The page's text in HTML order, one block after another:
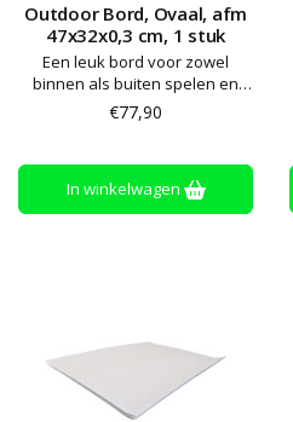
Outdoor Bord, Ovaal, afm
47x32x0,3 cm, 1 stuk
Een leuk bord voor zowel
binnen als buiten spelen en
activiteiten! Schrijf of teken
erop met krijt of de daarvoor
te wassen en keer op keer te
gebruiken. Het bord wordt
opgehangen met de
€77,90
In winkelwagen